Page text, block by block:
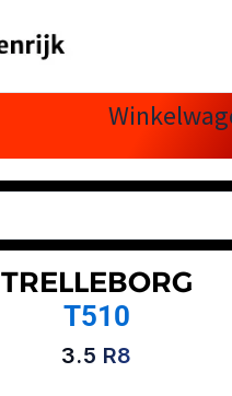
TRELLEBORG
T510
3.5 R8